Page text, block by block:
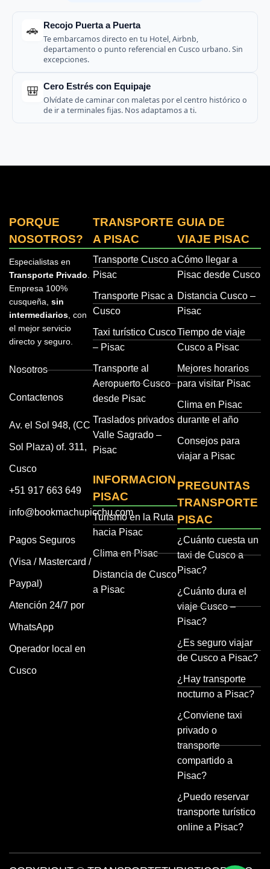
🚗 Recojo Puerta a Puerta
Te embarcamos directo en tu Hotel, Airbnb,
departamento o punto referencial en Cusco urbano. Sin
excepciones.
🎒 Cero Estrés con Equipaje
Olvídate de caminar con maletas por el centro histórico o
de ir a terminales fijas. Nos adaptamos a ti.
PORQUE
NOSOTROS?
Especialistas en
Transporte Privado
Empresa 100%
cusqueña, sin
intermediarios , con
el mejor servicio
directo y seguro.
Nosotros
Contactenos
Av. el Sol 948, (CC
Sol Plaza) of. 311,
Cusco
+51 917 663 649
info@bookmachupicchu.com
Pagos Seguros
(Visa / Mastercard /
Paypal)
Atención 24/7 por
WhatsApp
Operador local en
Cusco
TRANSPORTE
A PISAC
Transporte Cusco a
Pisac
Transporte Pisac a
Cusco
Taxi turístico Cusco
– Pisac
Transporte al
Aeropuerto Cusco
desde Pisac
Traslados privados
Valle Sagrado –
Pisac
INFORMACION
PISAC
Turismo en la Ruta
hacia Pisac
Clima en Pisac
Distancia de Cusco
a Pisac
GUIA DE
VIAJE PISAC
Cómo llegar a
Pisac desde Cusco
Distancia Cusco –
Pisac
Tiempo de viaje
Cusco a Pisac
Mejores horarios
para visitar Pisac
Clima en Pisac
durante el año
Consejos para
viajar a Pisac
PREGUNTAS
TRANSPORTE
PISAC
¿Cuánto cuesta un
taxi de Cusco a
Pisac?
¿Cuánto dura el
viaje Cusco –
Pisac?
¿Es seguro viajar
de Cusco a Pisac?
¿Hay transporte
nocturno a Pisac?
¿Conviene taxi
privado o
transporte
compartido a
Pisac?
¿Puedo reservar
transporte turístico
online a Pisac?